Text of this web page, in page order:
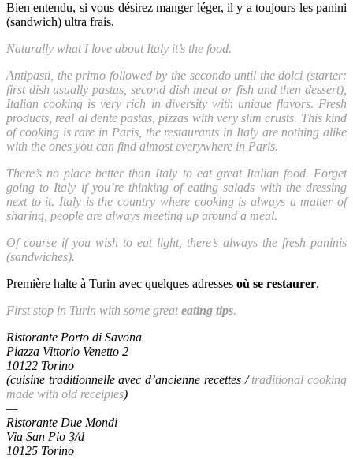
Bien entendu, si vous désirez manger léger, il y a toujours les panini
(sandwich) ultra frais.
Naturally what I love about Italy it’s the food.
Antipasti, the primo followed by the secondo until the dolci (starter:
first dish usually pastas, second dish meat or fish and then dessert),
Italian cooking is very rich in diversity with unique flavors. Fresh
products, real al dente pastas, pizzas with very slim crusts. This kind
of cooking is rare in Paris, the restaurants in Italy are nothing alike
with the ones you can find almost everywhere in Paris.
There’s no place better than Italy to eat great Italian food. Forget
going to Italy if you’re thinking of eating salads with the dressing
next to it. Italy is the country where cooking is always a matter of
sharing, people are always meeting up around a meal.
Of course if you wish to eat light, there’s always the fresh paninis
(sandwiches).
Première halte à Turin avec quelques adresses où se restaurer.
First stop in Turin with some greateating tips.
Ristorante Porto di Savona
Piazza Vittorio Venetto 2
10122 Torino
(cuisine traditionnelle avec d’ancienne recettes /traditional cooking
made with old receipies)
—
Ristorante Due Mondi
Via San Pio 3/d
10125 Torino